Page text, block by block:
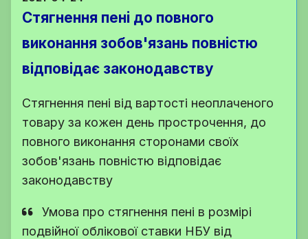
Стягнення пені до повного
виконання зобов'язань повністю
відповідає законодавству
Стягнення пені від вартості неоплаченого
товару за кожен день прострочення, до
повного виконання сторонами своїх
зобов'язань повністю відповідає
законодавству
Умова про стягнення пені в розмірі
подвійної облікової ставки НБУ від